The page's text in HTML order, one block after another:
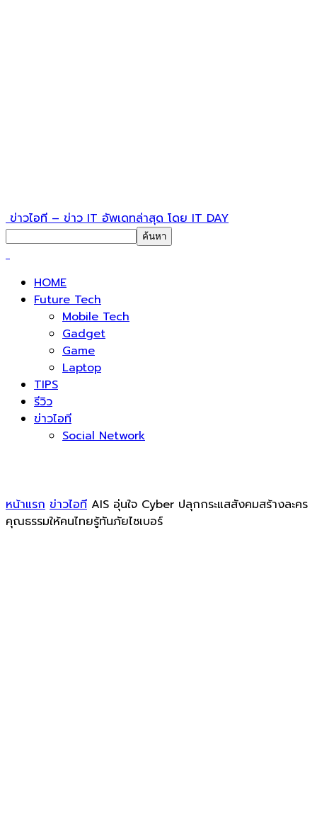
ข่าวไอที – ข่าว IT อัพเดทล่าสุด โดย IT DAY
HOME
Future Tech
Mobile Tech
Gadget
Game
Laptop
TIPS
รีวิว
ข่าวไอที
Social Network
หน้าแรก ข่าวไอที AIS อุ่นใจ Cyber ปลุกกระแสสังคมสร้างละคร
คุณธรรมให้คนไทยรู้ทันภัยไซเบอร์